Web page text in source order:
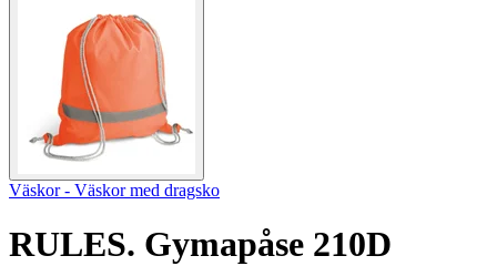
Väskor - Väskor med dragsko
RULES. Gymapåse 210D